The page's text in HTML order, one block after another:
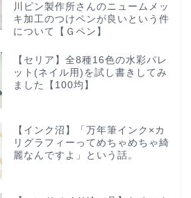
川ピン製作所さんのニュームメッ
キ加工のつけペンが良いという件
について【Ｇペン】
【セリア】全8種16色の水彩パレ
ット(ネイル用)を試し書きしてみ
ました【100均】
【インク沼】「万年筆インク×カ
リグラフィーってめちゃめちゃ綺
麗なんですよ」という話。